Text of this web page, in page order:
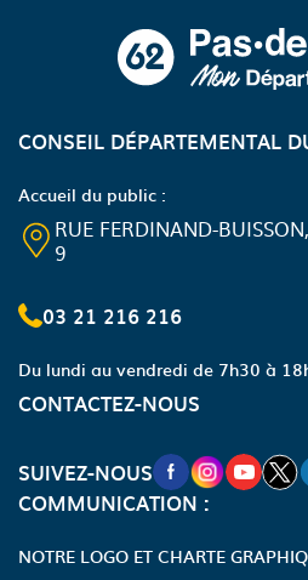
CONSEIL DÉPARTEMENTAL
Accueil du public :
RUE FERDINAND-
9
03 21 216 216
Du lundi au vendredi de 7h30 à
CONTACTEZ-NOUS
SUIVEZ-NOUSNOUVELLE
NOUVELLE
COMMUNICATION :
NOTRE LOGO ET CHARTE